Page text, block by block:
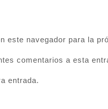
este navegador para la
comentarios a esta
entrada.